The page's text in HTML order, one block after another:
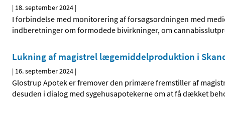
| 18. september 2024 |
I forbindelse med monitorering af forsøgsordningen med
indberetninger om formodede bivirkninger, om
Lukning af magistrel lægemiddelproduktion i
| 16. september 2024 |
Glostrup Apotek er fremover den primære fremstiller af
desuden i dialog med sygehusapotekerne om at få dækket